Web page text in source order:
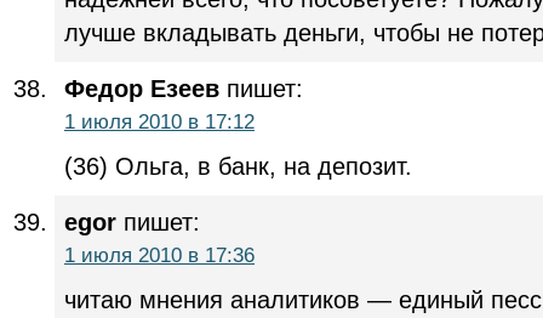
лучше вкладывать деньги, чтобы не
Федор Езеев пишет:
1 июля 2010 в 17:12
(36) Ольга, в банк, на депозит.
egor пишет:
1 июля 2010 в 17:36
читаю мнения аналитиков — единый